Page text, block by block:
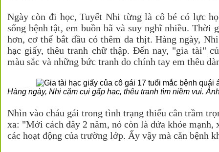
Ngày còn đi học, Tuyết Nhi từng là cô bé có lực
sống bệnh tật, em buồn bã và suy nghĩ nhiều. Thời
hơn, cơ thể bắt đầu có thêm da thịt. Hàng ngày,
hạc giấy, thêu tranh chữ thập. Đến nay, "gia tài"
màu sắc và những bức tranh do chính tay em thêu
Hàng ngày, Nhi cặm cụi gấp hạc, thêu tranh tìm niềm vui.
Nhìn vào cháu gái trong tình trạng thiếu cân trầm
xa: "Mới cách đây 2 năm, nó còn là đứa khỏe mạnh,
các hoạt động của trường lớp. Ấy vậy mà căn bệnh